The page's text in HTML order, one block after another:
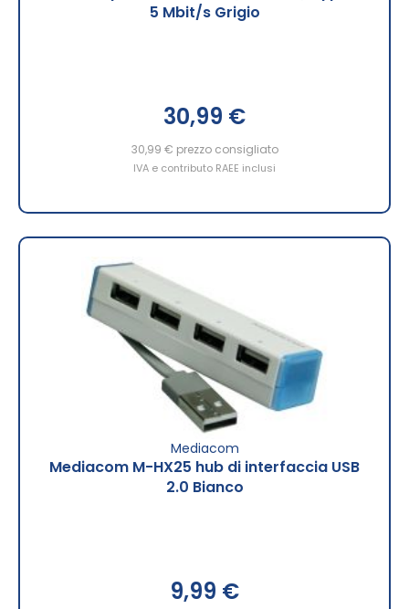
5 Mbit/s Grigio
30,99 €
30,99 € prezzo consigliato
IVA e contributo RAEE inclusi
Mediacom
Mediacom M-HX25 hub di interfaccia USB
2.0 Bianco
9,99 €